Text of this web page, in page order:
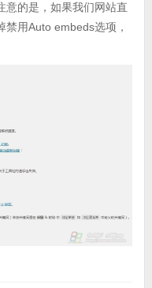
意的是，如果我们网站直
用Auto embeds选项，